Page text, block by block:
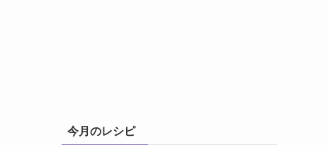
今月のレシピ